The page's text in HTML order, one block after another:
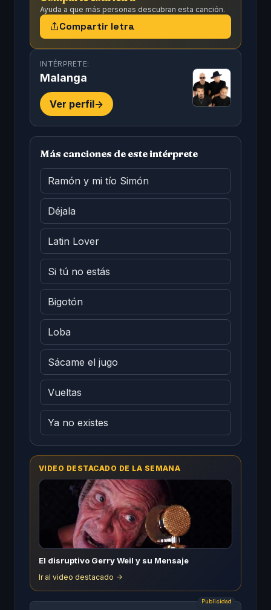
Ayuda a que más personas descubran esta canción.
Compartir letra
INTÉRPRETE:
Malanga
Ver perfil->
Más canciones de este intérprete
Ramón y mi tío Simón
Déjala
Latin Lover
Si tú no estás
Bigotón
Loba
Sácame el jugo
Vueltas
Ya no existes
VIDEO DESTACADO DE LA SEMANA
El disruptivo Gerry Weil y su Mensaje
Ir al video destacado ->
Publicidad